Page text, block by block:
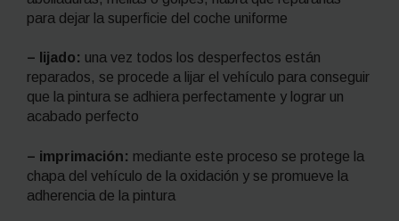
para dejar la superficie del coche uniforme
– lijado: una vez todos los desperfectos están
reparados, se procede a lijar el vehículo para conseguir
que la pintura se adhiera perfectamente y lograr un
acabado perfecto
– imprimación: mediante este proceso se protege la
chapa del vehículo de la oxidación y se promueve la
adherencia de la pintura